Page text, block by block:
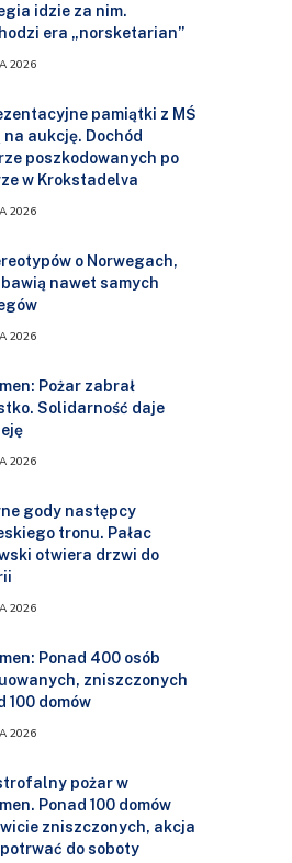
idzie za nim.
era „norsketarian”
2026
pamiątki z MŚ
aukcję. Dochód
poszkodowanych po
w Krokstadelva
2026
o Norwegach,
nawet samych
2026
Pożar zabrał
Solidarność daje
2026
gody następcy
tronu. Pałac
otwiera drzwi do
2026
Ponad 400 osób
zniszczonych
100 domów
2026
pożar w
Ponad 100 domów
zniszczonych, akcja
potrwać do soboty